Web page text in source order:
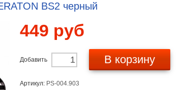
BS2 черный
449 руб
Добавить В корзину
Артикул: PS-004.903